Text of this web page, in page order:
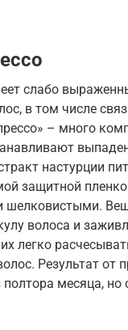
слабо
в том числе
– много
настурции
защитной
шелковистыми.
волоса и
легко
Результат
полтора месяца,